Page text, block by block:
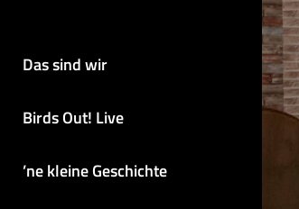
Das sind wir
Birds Out! Live
’ne kleine Geschichte